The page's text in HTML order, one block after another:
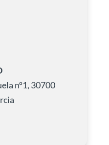
nº1, 30700